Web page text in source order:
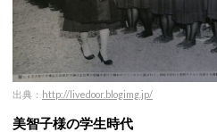
出典： http://livedoor.blogimg.jp/
美智子様の学生時代